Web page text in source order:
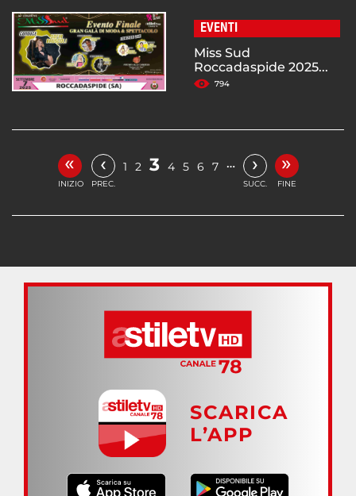
EVENTI
Miss Sud
Roccadaspide 2025...
794
«
INIZIO
‹
PREC.
1 2 3 4 5 6 7 … ›
SUCC.
»
FINE
SCARICA
L’APP